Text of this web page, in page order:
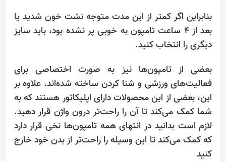
بنابراین اگر کمتر از این مدت متوجه نشت خون شدید یا
بعد از ۴ ساعت تامپون به خوبی پر نشده بود، باید سایز
دیگری را انتخاب کنید.
بعضی از تامپون‌ها نیز به صورت اختصاصی برای
فعالیت‌های ورزشی و شنا کردن ساخته شده‌اند. علاوه بر
این، بعضی از این محصولات دارای اپلیکاتور هستند که به
شما کمک می‌کند تا آن را راحت‌تر درون واژن قرار دهید.
لازم است بدانید در انتهای همه تامپون‌ها نخی قرار دارد
که کمک می‌کند تا این وسیله را راحت‌تر از بدن خود خارج
کنید